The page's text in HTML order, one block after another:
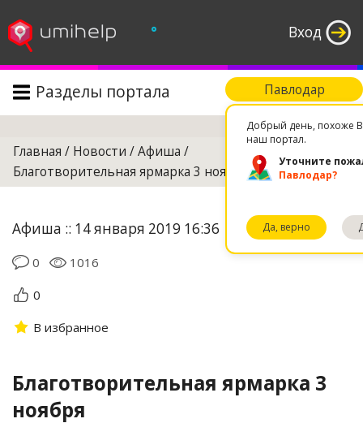
Вход
°
Павлодар
Добрый день, похоже
наш портал.
Уточните
Павлодар?
Да, верно
Разделы портала Поиск
Главная / Новости /Афиша /
Благотворительная ярмарка 3 ноября
Афиша :: 14 января 2019 16:36
0
1016
0
В избранное
Благотворительная ярмарка 3
ноября